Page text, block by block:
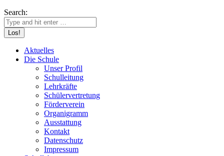
Search:
Aktuelles
Die Schule
Unser Profil
Schulleitung
Lehrkräfte
Schülervertretung
Förderverein
Organigramm
Ausstattung
Kontakt
Datenschutz
Impressum